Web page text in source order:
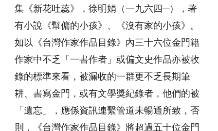
集《新花吐蕊》，徐明娟（一九六四─），著
有小說《幫傭的小孩》、《沒有家的小孩》。
如以《台灣作家作品目錄》內三十六位金門籍
作家中不乏「一書作者」或偏文史作品亦被收
錄的標準來看，被漏收的一群更不乏長期筆
耕、書寫金門，或有文學獎紀錄者，他們的被
「遺忘」，應係資訊連繫管道未暢通所致，否
則，《台灣作家作品目錄》將超過五十位金門